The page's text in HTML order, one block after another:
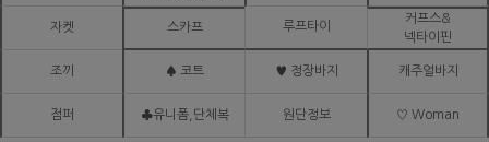
자켓 스카프 루프타이
커프스&
넥타이핀
조끼 ♠ 코트 ♥ 정장바지 캐주얼바지
점퍼 ♣유니폼,단체복 원단정보 ♡ Woman